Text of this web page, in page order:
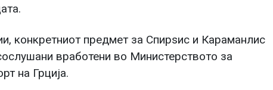
конкретниот предмет за Спирѕис и Караманлис
вработени во Министерството за
на Грција.